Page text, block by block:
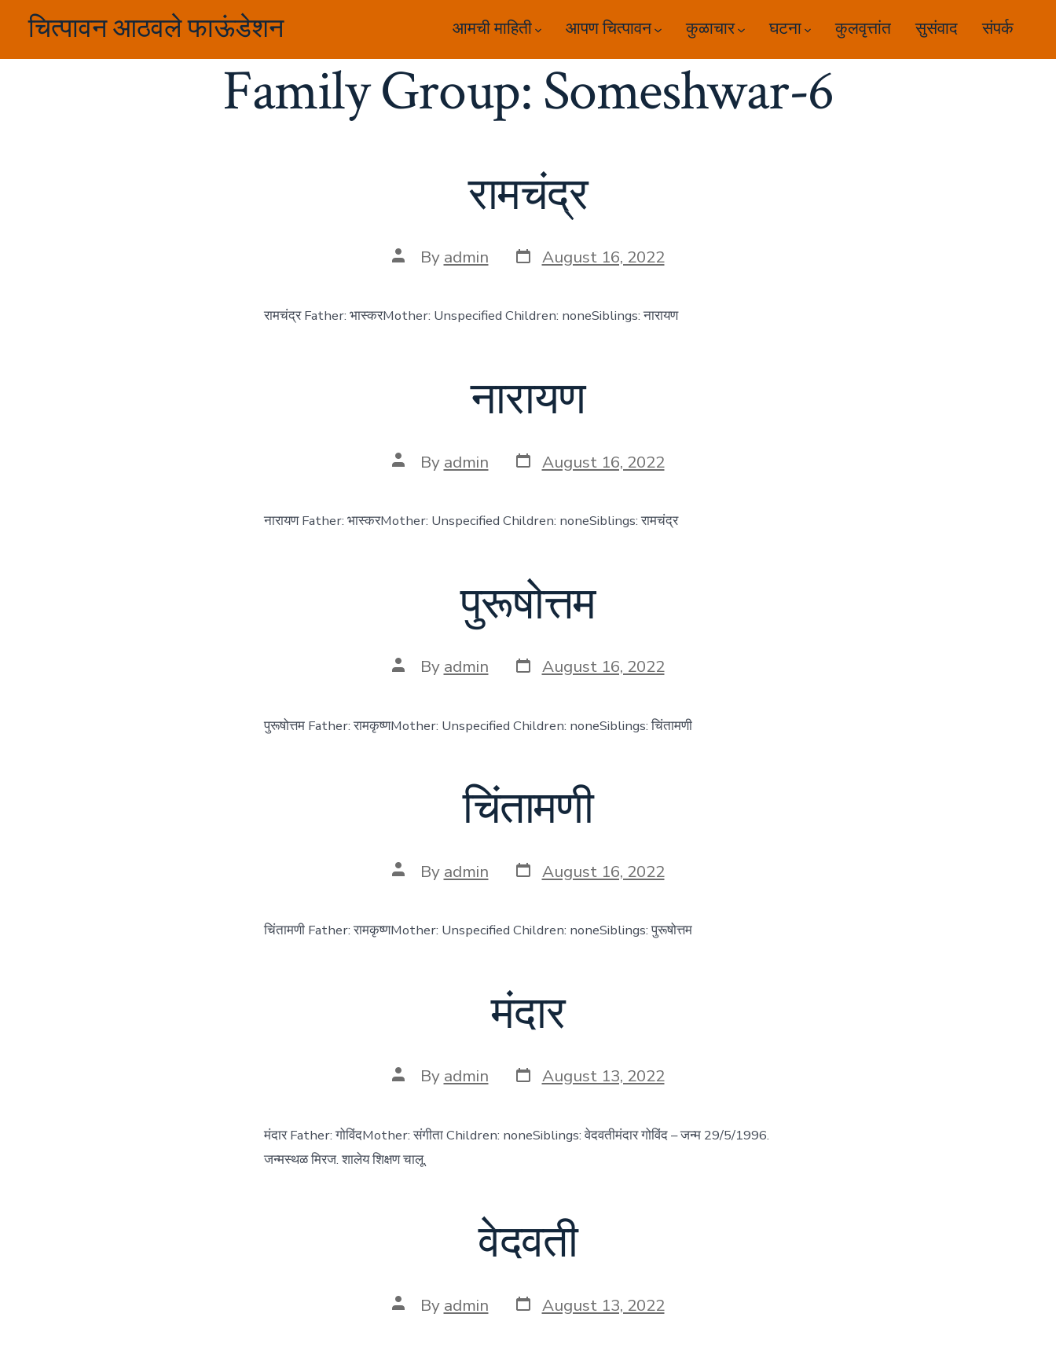
content
चित्पावन आठवले फाऊंडेशन आमची माहिती आपण चित्पावन कुळाचार घटना कुलवृत्तांत सुसंवाद संपर्क
Family Group: Someshwar-6
रामचंद्र
Post
author
By admin Post
date
August 16, 2022
रामचंद्र Father: भास्करMother: Unspecified Children: noneSiblings: नारायण
नारायण
Post
author
By admin Post
date
August 16, 2022
नारायण Father: भास्करMother: Unspecified Children: noneSiblings: रामचंद्र
पुरूषोत्तम
Post
author
By admin Post
date
August 16, 2022
पुरूषोत्तम Father: रामकृष्णMother: Unspecified Children: noneSiblings: चिंतामणी
चिंतामणी
Post
author
By admin Post
date
August 16, 2022
चिंतामणी Father: रामकृष्णMother: Unspecified Children: noneSiblings: पुरूषोत्तम
मंदार
Post
author
By admin Post
date
August 13, 2022
मंदार Father: गोविंदMother: संगीता Children: noneSiblings: वेदवतीमंदार गोविंद – जन्म 29/5/1996.
जन्मस्थळ मिरज. शालेय शिक्षण चालू.
वेदवती
Post
author
By admin Post
date
August 13, 2022